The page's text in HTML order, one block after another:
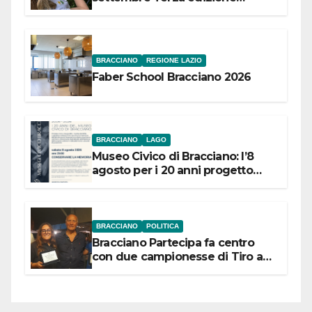
BRACCIANO REGIONE LAZIO
Faber School Bracciano 2026
BRACCIANO LAGO
Museo Civico di Bracciano: l’8
agosto per i 20 anni progetto
BRACCIANO POLITICA
Bracciano Partecipa fa centro
con due campionesse di Tiro a